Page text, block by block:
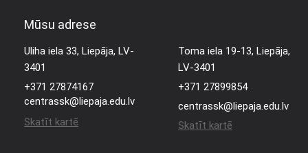
Mūsu adrese
Uliha iela 33, Liepāja, LV-
3401
+371 27874167
centrassk@liepaja.edu.lv
Skatīt kartē
Toma iela 19-13, Liepāja,
LV-3401
+371 27899854
centrassk@liepaja.edu.lv
Skatīt kartē